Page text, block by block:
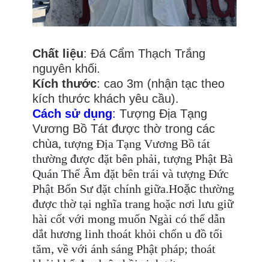
Chất liệu: Đá Cẩm Thạch Trắng
nguyên khối.
Kích thước: cao 3m (nhận tạc theo
kích thước khách yêu cầu).
Cách sử dụng: Tượng Địa Tạng
Vương Bồ Tát được thờ trong các
chùa, tượng Địa Tạng Vương Bồ tát
thường được đặt bên phải, tượng Phật Bà
Quán Thế Âm đặt bên trái và tượng Đức
Phật Bổn Sư đặt chính giữa.Hoặc thường
được thờ tại nghĩa trang hoặc nơi lưu giữ
hài cốt với mong muốn Ngài có thể dẫn
dắt hương linh thoát khỏi chốn u đồ tối
tăm, về với ánh sáng Phật pháp; thoát